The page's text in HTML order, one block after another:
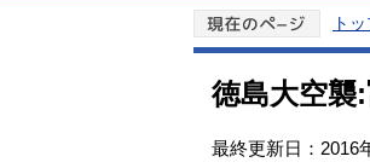
ト
徳島大空
最終更新日：2016